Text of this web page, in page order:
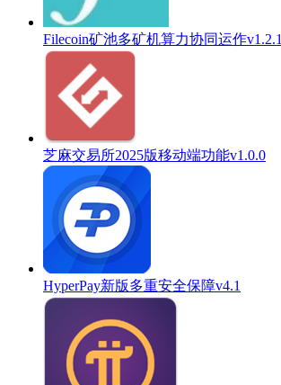
Filecoin矿池多矿机算力协同运作v1.2.1
芝麻交易所2025版移动端功能v1.0.0
HyperPay新版多重安全保障v4.1